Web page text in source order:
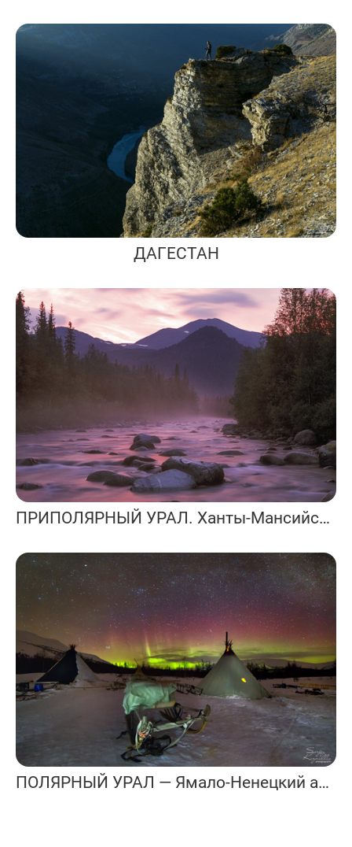
ДАГЕСТАН
ПРИПОЛЯРНЫЙ УРАЛ. Ханты-Мансийский автономный округ.
ПОЛЯРНЫЙ УРАЛ — Ямало-Ненецкий автономный округ и республика Коми.